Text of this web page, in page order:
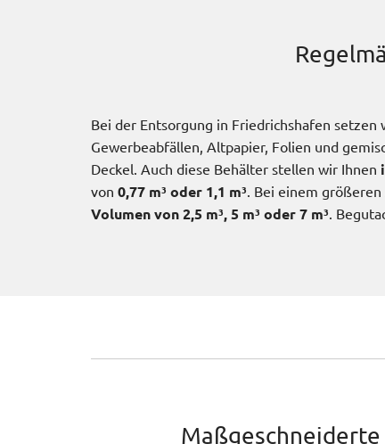
Bei der Entsorgung in Friedrichshafen setzen
Gewerbeabfällen, Altpapier, Folien und
Deckel. Auch diese Behälter stellen wir Ihnen
von 0,77 m³ oder 1,1 m³ . Bei einem
Volumen von 2,5 m³, 5 m³ oder 7 m³ .